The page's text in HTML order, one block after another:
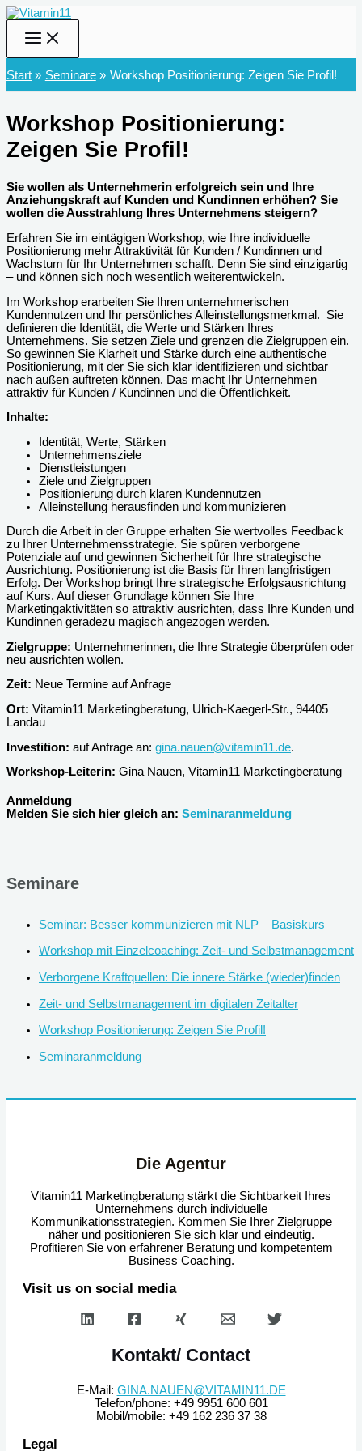
Zum
Inhalt
springen
Start Seminare Workshop Positionierung: Zeigen Sie Profil!
Workshop Positionierung:
Zeigen Sie Profil!
Sie wollen als Unternehmerin erfolgreich sein und Ihre
Anziehungskraft auf Kunden und Kundinnen erhöhen? Sie
wollen die Ausstrahlung Ihres Unternehmens steigern?
Erfahren Sie im eintägigen Workshop, wie Ihre individuelle
Positionierung mehr Attraktivität für Kunden / Kundinnen und
Wachstum für Ihr Unternehmen schafft. Denn Sie sind einzigartig
– und können sich noch wesentlich weiterentwickeln.
Im Workshop erarbeiten Sie Ihren unternehmerischen
Kundennutzen und Ihr persönliches Alleinstellungsmerkmal. Sie
definieren die Identität, die Werte und Stärken Ihres
Unternehmens. Sie setzen Ziele und grenzen die Zielgruppen ein.
So gewinnen Sie Klarheit und Stärke durch eine authentische
Positionierung, mit der Sie sich klar identifizieren und sichtbar
nach außen auftreten können. Das macht Ihr Unternehmen
attraktiv für Kunden / Kundinnen und die Öffentlichkeit.
Inhalte:
Identität, Werte, Stärken
Unternehmensziele
Dienstleistungen
Ziele und Zielgruppen
Positionierung durch klaren Kundennutzen
Alleinstellung herausfinden und kommunizieren
Durch die Arbeit in der Gruppe erhalten Sie wertvolles Feedback
zu Ihrer Unternehmensstrategie. Sie spüren verborgene
Potenziale auf und gewinnen Sicherheit für Ihre strategische
Ausrichtung. Positionierung ist die Basis für Ihren langfristigen
Erfolg. Der Workshop bringt Ihre strategische Erfolgsausrichtung
auf Kurs. Auf dieser Grundlage können Sie Ihre
Marketingaktivitäten so attraktiv ausrichten, dass Ihre Kunden und
Kundinnen geradezu magisch angezogen werden.
Zielgruppe: Unternehmerinnen, die Ihre Strategie überprüfen oder
neu ausrichten wollen.
Zeit: Neue Termine auf Anfrage
Ort: Vitamin11 Marketingberatung, Ulrich-Kaegerl-Str., 94405
Landau
Investition: auf Anfrage an: gina.nauen@vitamin11.de.
Workshop-Leiterin: Gina Nauen, Vitamin11 Marketingberatung
Anmeldung
Melden Sie sich hier gleich an: Seminaranmeldung
Seminare
Seminar: Besser kommunizieren mit NLP – Basiskurs
Workshop mit Einzelcoaching: Zeit- und Selbstmanagement
Verborgene Kraftquellen: Die innere Stärke (wieder)finden
Zeit- und Selbstmanagement im digitalen Zeitalter
Workshop Positionierung: Zeigen Sie Profil!
Seminaranmeldung
Die Agentur
Vitamin11 Marketingberatung stärkt die Sichtbarkeit Ihres
Unternehmens durch individuelle
Kommunikationsstrategien. Kommen Sie Ihrer Zielgruppe
näher und positionieren Sie sich klar und eindeutig.
Profitieren Sie von erfahrener Beratung und kompetentem
Business Coaching.
Visit us on social media
Kontakt/ Contact
E-Mail: GINA.NAUEN@VITAMIN11.DE
Telefon/phone: +49 9951 600 601
Mobil/mobile: +49 162 236 37 38
Legal